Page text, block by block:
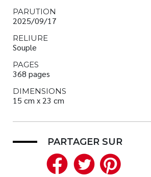
PARUTION
2025/09/17
RELIURE
Souple
PAGES
368 pages
DIMENSIONS
15 cm x 23 cm
PARTAGER SUR
Facebook
Twitter